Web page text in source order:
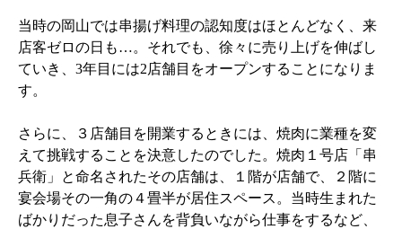
当時の岡山では串揚げ料理の認知度はほとんどなく、来
店客ゼロの日も…。それでも、徐々に売り上げを伸ばし
ていき、3年目には2店舗目をオープンすることになりま
す。
さらに、３店舗目を開業するときには、焼肉に業種を変
えて挑戦することを決意したのでした。焼肉１号店「串
兵衛」と命名されたその店舗は、１階が店舗で、２階に
宴会場その一角の４畳半が居住スペース。当時生まれた
ばかりだった息子さんを背負いながら仕事をするなど、